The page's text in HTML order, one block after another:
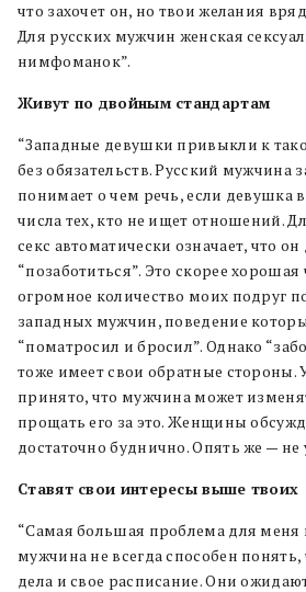
что захочет он, но твои желания
Для русских мужчин женская
нимфоманок”.
Живут по двойным стандартам
“Западные девушки привыкли к
без обязательств. Русский мужчина
понимает о чем речь, если девушка
числа тех, кто не ищет отношений.
секс автоматически означает, что он
“позаботиться”. Это скорее хорошая
огромное количество моих подруг
западных мужчин, поведение
“поматросил и бросил”. Однако
тоже имеет свои обратные стороны.
принято, что мужчина может
прощать его за это. Женщины
достаточно буднично. Опять же — не
Ставят свои интересы выше твоих
“Самая большая проблема для меня
мужчина не всегда способен понять,
дела и свое расписание. Они